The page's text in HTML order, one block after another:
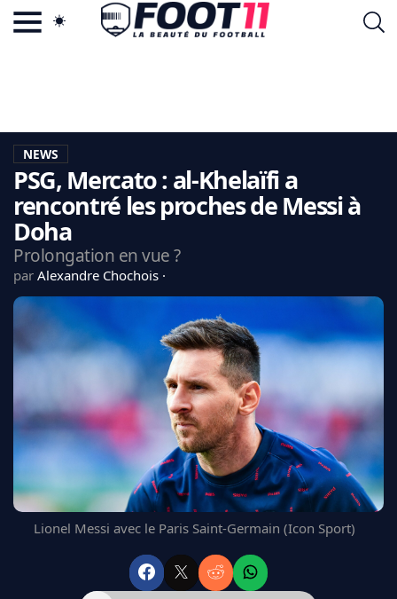
LA CHARTE
VIE PRIVÉE
CGU
CONTACTEZ-NOUS
CDM 2026
PSG
REAL MADRID
FC BARCELONE
MANCHESTER UNITED
BAYERN
L'AVIS DE LA RÉDAC'
NEWS
PSG, Mercato : al-Khelaïfi a
rencontré les proches de Messi à
Doha
Prolongation en vue ?
par Alexandre Chochois
Lionel Messi avec le Paris Saint-Germain (Icon Sport)